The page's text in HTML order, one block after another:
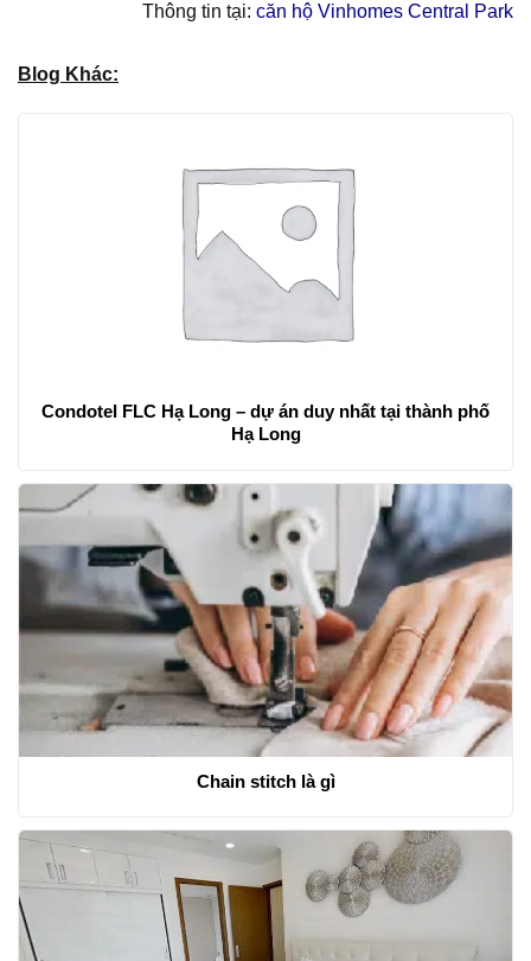
Thông tin tại: căn hộ Vinhomes Central Park
Blog Khác:
Condotel FLC Hạ Long – dự án duy nhất tại thành phố
Hạ Long
Chain stitch là gì